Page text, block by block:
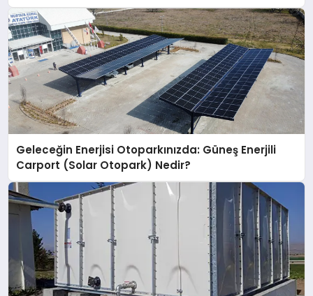
Geleceğin Enerjisi Otoparkınızda: Güneş Enerjili
Carport (Solar Otopark) Nedir?